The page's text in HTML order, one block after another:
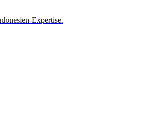
Expertise.